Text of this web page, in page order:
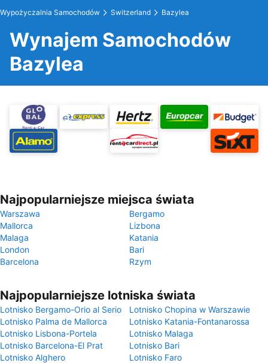
Wypożyczalnia Samochodów Switzerland Bazylea
Wynajem Samochodów
Bazylea
Najpopularniejsze miejsca świata
Warszawa
Bergamo
Mallorca
Lizbona
Malaga
Katania
London
Bari
Barcelona
Rzym
Najpopularniejsze lotniska świata
Lotnisko Bergamo-Orio al Serio
Lotnisko Chopina w Warszawie
Lotnisko Palma de Mallorca
Lotnisko Katania-Fontanarossa
Lotnisko Lisbona-Portela
Lotnisko Malaga
Lotnisko Barcelona-El Prat
Lotnisko Bari
Lotnisko Alghero
Lotnisko Faro